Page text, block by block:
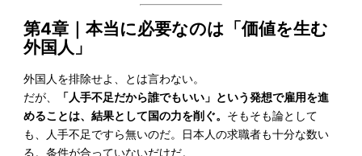
第4章｜本当に必要なのは「価値を生む
外国人」
外国人を排除せよ、とは言わない。
だが、
「人手不足だから誰でもいい」という発想で雇用を進
めることは、結果として国の力を削ぐ。 そもそも論として
も、人手不足ですら無いのだ。日本人の求職者も十分な数い
る。条件が合っていないだけだ。